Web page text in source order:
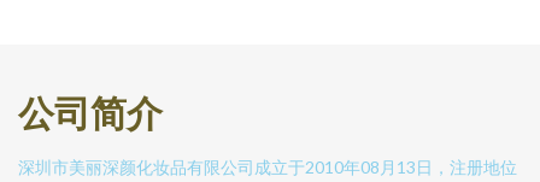
公司简介
深圳市美丽深颜化妆品有限公司成立于2010年08月13日，注册地位